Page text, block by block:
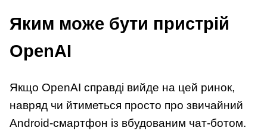
Яким може бути пристрій
OpenAI
Якщо OpenAI справді вийде на цей ринок,
навряд чи йтиметься просто про звичайний
Android-смартфон із вбудованим чат-ботом.